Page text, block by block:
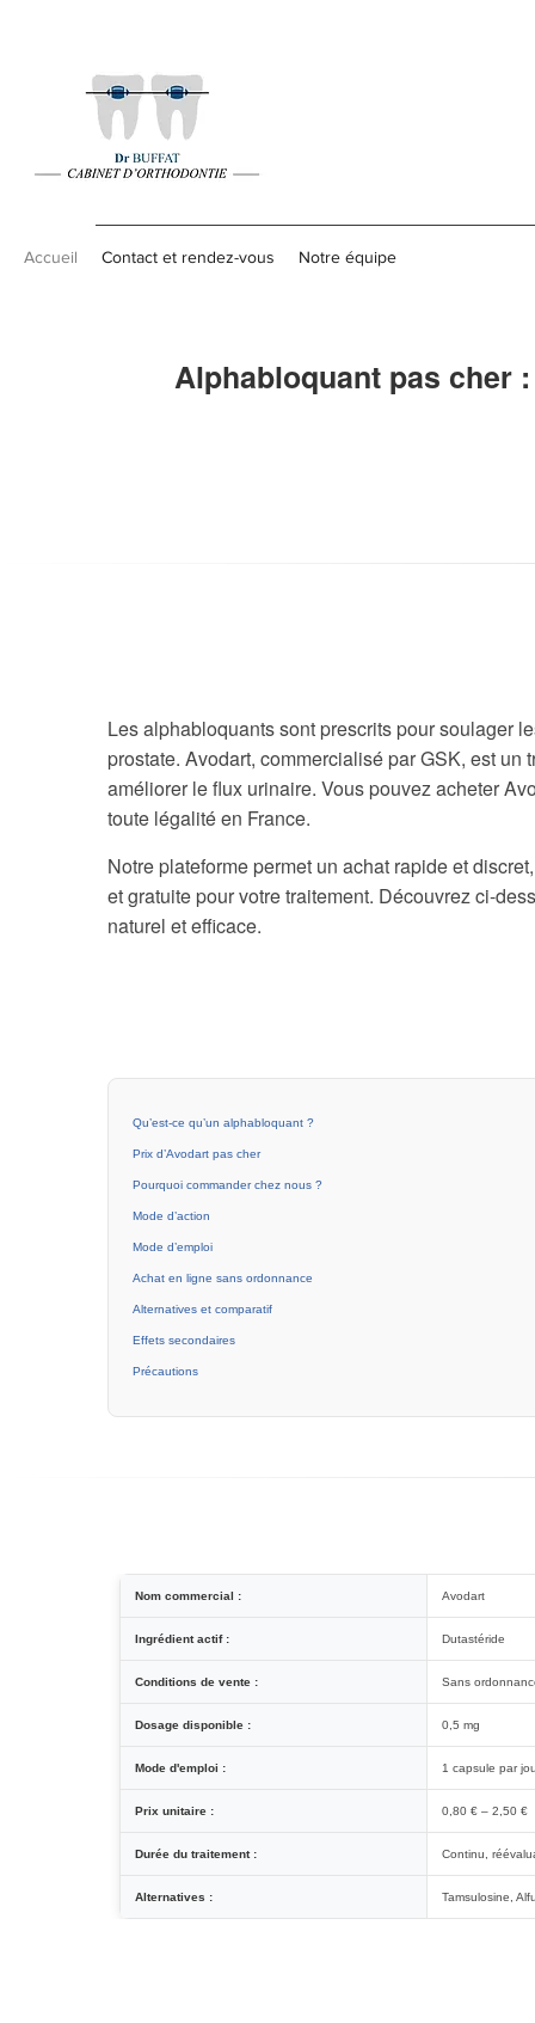
Accueil Contact et rendez-vous Notre équipe
Alphabloquant pas cher
Les alphabloquants sont prescrits pour soulager
prostate. Avodart, commercialisé par GSK, est
améliorer le flux urinaire. Vous pouvez acheter
toute légalité en France.
Notre plateforme permet un achat rapide et
et gratuite pour votre traitement. Découvrez ci-
naturel et efficace.
Qu’est-ce qu’un alphabloquant ?
Prix d’Avodart pas cher
Pourquoi commander chez nous ?
Mode d’action
Mode d’emploi
Achat en ligne sans ordonnance
Alternatives et comparatif
Effets secondaires
Précautions
Nom commercial : Avodart
Ingrédient actif : Dutastéride
Conditions de vente : Sans
Dosage disponible : 0,5 mg
Mode d'emploi : 1 capsule par
Prix unitaire : 0,80 € – 2,50 €
Durée du traitement : Continu,
Alternatives : Tamsulosine,